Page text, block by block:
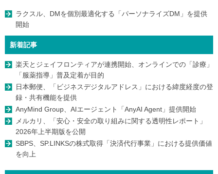
ラクスル、DMを個別最適化する「パーソナライズDM」を提供
開始
新着記事
楽天とジェイフロンティアが連携開始、オンラインでの「診療」
「服薬指導」普及定着が目的
日本郵便、「ビジネスデジタルアドレス」における緯度経度の登
録・共有機能を提供
AnyMind Group、AIエージェント「AnyAI Agent」提供開始
メルカリ、「安心・安全の取り組みに関する透明性レポート」
2026年上半期版を公開
SBPS、SP.LINKSの株式取得「決済代行事業」における提供価値
を向上